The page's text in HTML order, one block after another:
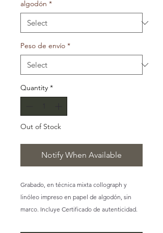
algodón *
Peso de envío *
Quantity *
Out of Stock
Notify When Available
Grabado, en técnica mixta collograph y
linóleo impreso en papel de algodón, sin
marco. Incluye Certificado de autenticidad.